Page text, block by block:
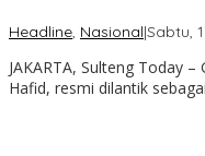
Headline, Nasional|Sabtu,
JAKARTA, Sulteng Today
Hafid, resmi dilantik sebagai